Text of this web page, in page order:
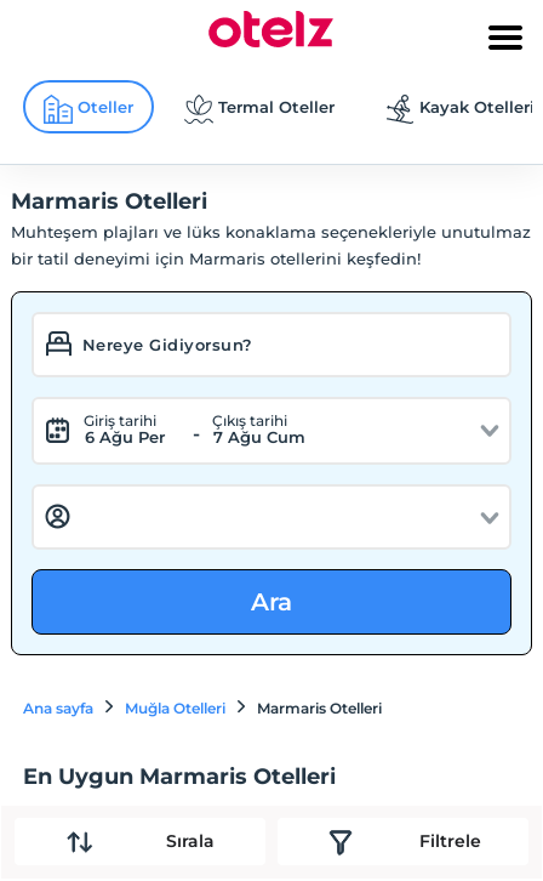
Oteller Termal Oteller Kayak Otelleri
Marmaris Otelleri
Muhteşem plajları ve lüks konaklama seçenekleriyle unutulmaz
bir tatil deneyimi için Marmaris otellerini keşfedin!
Giriş tarihi
6 Ağu Per -
Çıkış tarihi
7 Ağu Cum
Ara
Ana sayfa Muğla Otelleri Marmaris Otelleri
En Uygun Marmaris Otelleri
Sırala Filtrele